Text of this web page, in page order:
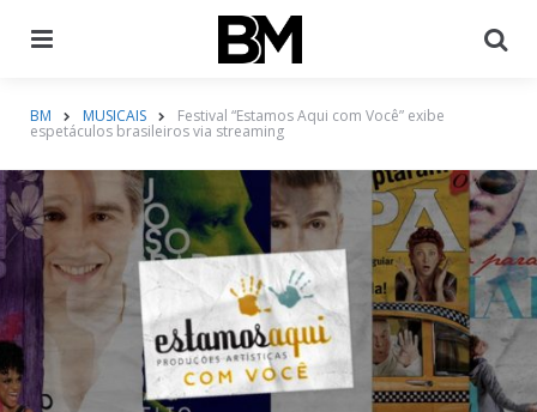
BM MUSICAIS Festival “Estamos Aqui com Você” exibe
espetáculos brasileiros via streaming